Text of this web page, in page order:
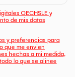
OECHSLE y
de mis datos
y preferencias para
que me envien
hechas a mi medida,
lo que se alinee